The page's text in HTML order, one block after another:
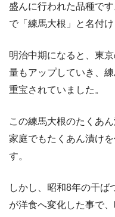
盛んに行われた品種で
で「練馬大根」と名付け
明治中期になると、東
量もアップしていき、
重宝されていました。
この練馬大根のたくあ
家庭でもたくあん漬け
す。
しかし、昭和8年の干ば
が洋食へ変化した事で